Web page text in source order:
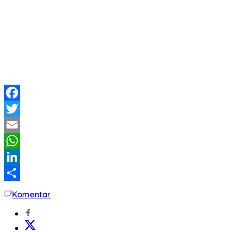
Facebook
Twitter
Email
WhatsApp
LinkedIn
ShareKomentar